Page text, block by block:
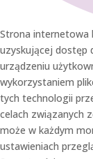
Strona internetowa
uzyskującej dostęp
urządzeniu
wykorzystaniem
tych technologii
celach związanych
może w każdym
ustawieniach